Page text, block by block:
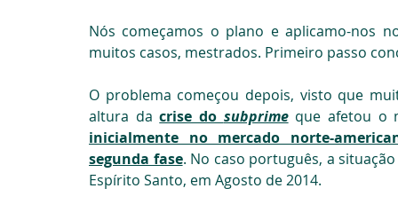
Nós começamos o plano e aplicamo-nos
muitos casos, mestrados. Primeiro passo
O problema começou depois, visto que
altura da crise do subprime que afetou o
inicialmente no mercado norte-
segunda fase. No caso português, a
Espírito Santo, em Agosto de 2014.